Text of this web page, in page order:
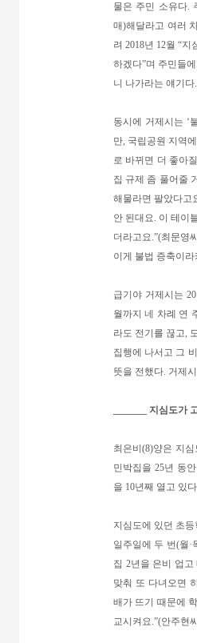
물은 주민 소유다.
매)해달라고 여러
려 2018년 12월 “
하겠다”며 주민들
니 나가라는 얘기다.
동시에 거제시는 ‘
만, 국립공원 지역
로 바뀌면 더 좋아
집 규제 좀 풀어줄
해물라면 팔았다고
안 된대요. 이 테이
더라고요.”(최문영
이게 불법 증축이
급기야 거제시는
월까지 네 차례 연
라도 전기를 끊고,
집행에 나서고 그
뜻을 전했다. 거제
_______ 지심도가
최은비(8)양은 지
민박집을 25년 동
을 10년째 열고 있
지심도에 있던 초
일주일에 두 번(월
집 2년을 은비 업
맞춰 또 다녀오면
배가 뜨기 때문에
교시켜요.”(안주현